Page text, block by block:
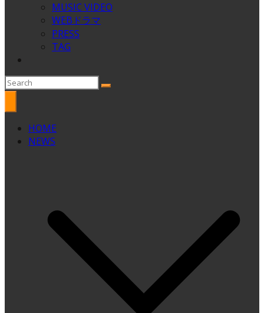
MUSIC VIDEO
WEBドラマ
PRESS
TAG
HOME
NEWS